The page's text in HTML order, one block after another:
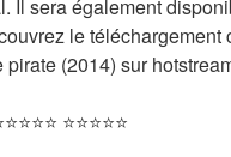
Il sera également
le téléchargement
(2014) sur
⭐⭐⭐⭐⭐